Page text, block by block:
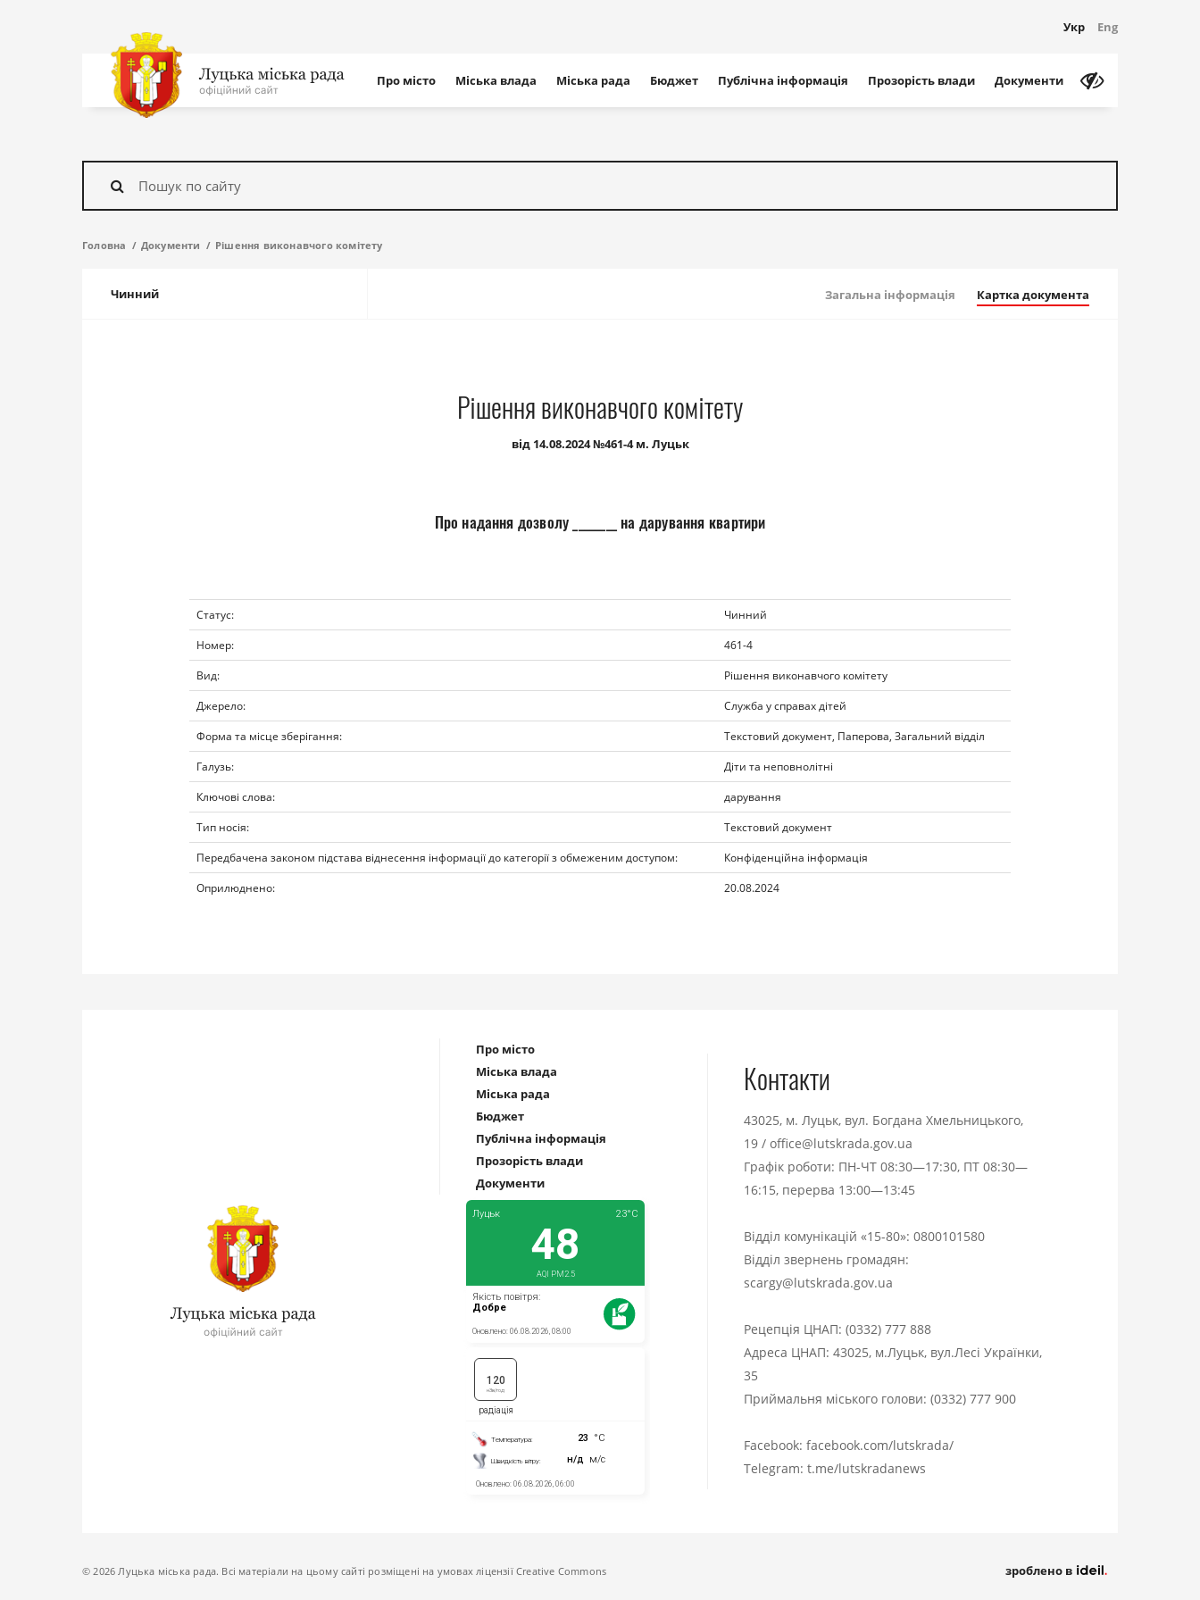
Укр Eng
На
головну
сайту
Про місто Міська влада Міська рада Бюджет Публічна інформація Прозорість влади Документи
Знайти
Головна Документи Рішення виконавчого комітету
Чинний Загальна інформація Картка документа
Рішення виконавчого комітету
від 14.08.2024 №461-4 м. Луцьк
Про надання дозволу ________ на дарування квартири
Статус:
Чинний
Номер:
461-4
Вид:
Рішення виконавчого комітету
Джерело:
Служба у справах дітей
Форма та місце зберігання:
Текстовий документ, Паперова, Загальний відділ
Галузь:
Діти та неповнолітні
Ключові слова:
дарування
Тип носія:
Текстовий документ
Передбачена законом підстава віднесення інформації до категорії з обмеженим доступом:
Конфіденційна інформація
Оприлюднено:
20.08.2024
Про місто
Міська влада
Міська рада
Бюджет
Публічна інформація
Прозорість влади
Документи
Контакти
43025, м. Луцьк, вул. Богдана Хмельницького,
19 / office@lutskrada.gov.ua
Графік роботи: ПН-ЧТ 08:30—17:30, ПТ 08:30—
16:15, перерва 13:00—13:45
Відділ комунікацій «15-80»: 0800101580
Відділ звернень громадян:
scargy@lutskrada.gov.ua
Рецепція ЦНАП: (0332) 777 888
Адреса ЦНАП: 43025, м.Луцьк, вул.Лесі Українки,
35
Приймальня міського голови: (0332) 777 900
Facebook: facebook.com/lutskrada/
Telegram: t.me/lutskradanews
© 2026 Луцька міська рада. Всі матеріали на цьому сайті розміщені на умовах ліцензії Creative Commons зроблено в